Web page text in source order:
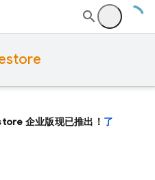
企业版现已推出！ 了